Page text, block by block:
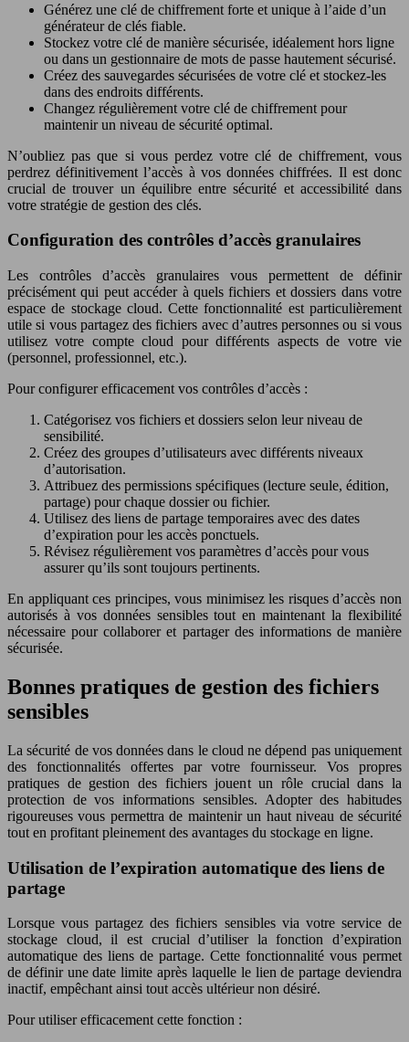
Générez une clé de chiffrement forte et unique à l’aide d’un
générateur de clés fiable.
Stockez votre clé de manière sécurisée, idéalement hors ligne
ou dans un gestionnaire de mots de passe hautement sécurisé.
Créez des sauvegardes sécurisées de votre clé et stockez-les
dans des endroits différents.
Changez régulièrement votre clé de chiffrement pour
maintenir un niveau de sécurité optimal.
N’oubliez pas que si vous perdez votre clé de chiffrement, vous
perdrez définitivement l’accès à vos données chiffrées. Il est donc
crucial de trouver un équilibre entre sécurité et accessibilité dans
votre stratégie de gestion des clés.
Configuration des contrôles d’accès granulaires
Les contrôles d’accès granulaires vous permettent de définir
précisément qui peut accéder à quels fichiers et dossiers dans votre
espace de stockage cloud. Cette fonctionnalité est particulièrement
utile si vous partagez des fichiers avec d’autres personnes ou si vous
utilisez votre compte cloud pour différents aspects de votre vie
(personnel, professionnel, etc.).
Pour configurer efficacement vos contrôles d’accès :
Catégorisez vos fichiers et dossiers selon leur niveau de
sensibilité.
Créez des groupes d’utilisateurs avec différents niveaux
d’autorisation.
Attribuez des permissions spécifiques (lecture seule, édition,
partage) pour chaque dossier ou fichier.
Utilisez des liens de partage temporaires avec des dates
d’expiration pour les accès ponctuels.
Révisez régulièrement vos paramètres d’accès pour vous
assurer qu’ils sont toujours pertinents.
En appliquant ces principes, vous minimisez les risques d’accès non
autorisés à vos données sensibles tout en maintenant la flexibilité
nécessaire pour collaborer et partager des informations de manière
sécurisée.
Bonnes pratiques de gestion des fichiers
sensibles
La sécurité de vos données dans le cloud ne dépend pas uniquement
des fonctionnalités offertes par votre fournisseur. Vos propres
pratiques de gestion des fichiers jouent un rôle crucial dans la
protection de vos informations sensibles. Adopter des habitudes
rigoureuses vous permettra de maintenir un haut niveau de sécurité
tout en profitant pleinement des avantages du stockage en ligne.
Utilisation de l’expiration automatique des liens de
partage
Lorsque vous partagez des fichiers sensibles via votre service de
stockage cloud, il est crucial d’utiliser la fonction d’expiration
automatique des liens de partage. Cette fonctionnalité vous permet
de définir une date limite après laquelle le lien de partage deviendra
inactif, empêchant ainsi tout accès ultérieur non désiré.
Pour utiliser efficacement cette fonction :